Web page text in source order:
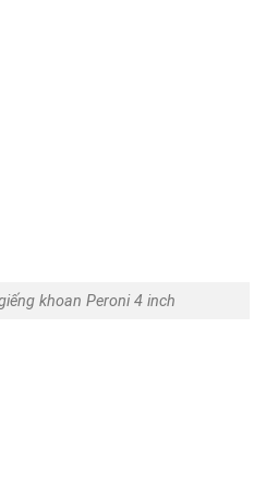
khoan Peroni 4 inch